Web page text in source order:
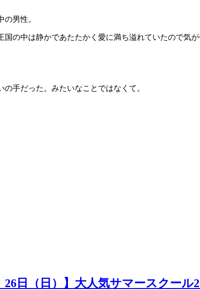
男性。
の中は静かであたたかく愛に満ち溢れていたので気
手だった。みたいなことではなくて。
日（日）】大人気サマースクー